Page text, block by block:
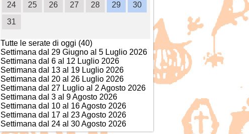
24
25 26 27 28 29
30
31
Tutte le serate di oggi (40)
Settimana dal 29 Giugno al 5 Luglio 2026
Settimana dal 6 al 12 Luglio 2026
Settimana dal 13 al 19 Luglio 2026
Settimana dal 20 al 26 Luglio 2026
Settimana dal 27 Luglio al 2 Agosto 2026
Settimana dal 3 al 9 Agosto 2026
Settimana dal 10 al 16 Agosto 2026
Settimana dal 17 al 23 Agosto 2026
Settimana dal 24 al 30 Agosto 2026